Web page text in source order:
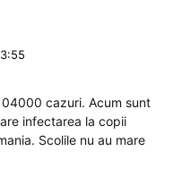
cazuri. Acum sunt
infectarea la copii
Scolile nu au mare